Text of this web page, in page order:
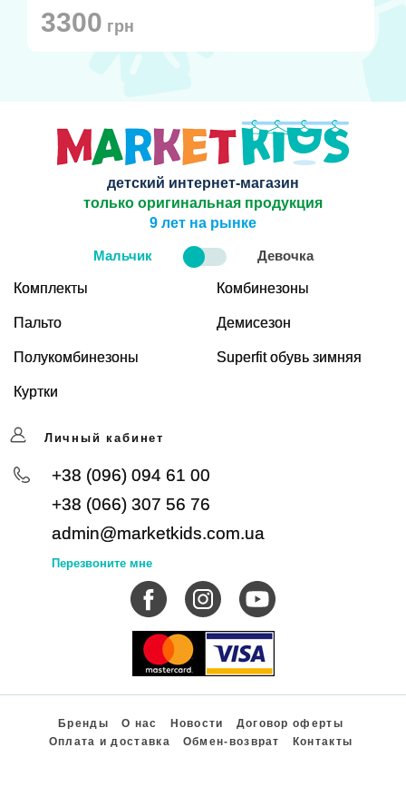
3300 грн
детский интернет-магазин
только оригинальная продукция
9 лет на рынке
Мальчик Девочка
Комплекты
Пальто
Полукомбинезоны
Куртки
Комбинезоны
Демисезон
Superfit обувь зимняя
Личный кабинет
+38 (096) 094 61 00
+38 (066) 307 56 76
admin@marketkids.com.ua
Перезвоните мне
Бренды О нас Новости
Договор оферты
Оплата и доставка
Обмен-возврат Контакты